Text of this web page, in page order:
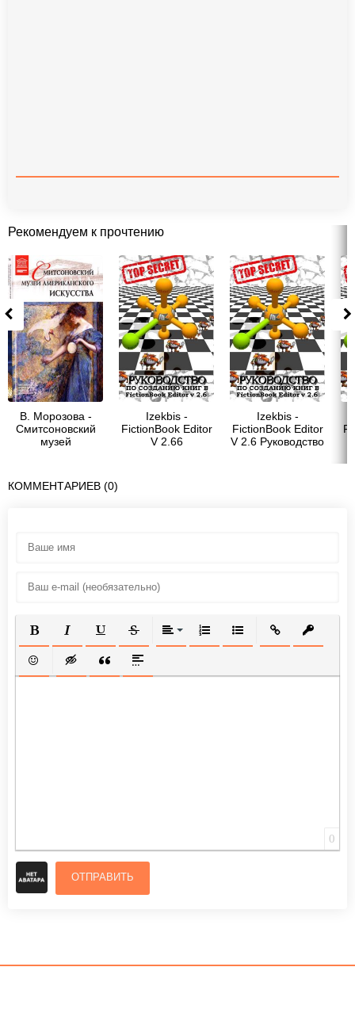
Рекомендуем к прочтению
В. Морозова -
Смитсоновский
музей
Вашингтон
Izekbis -
FictionBook Editor
V 2.66
Izekbis -
FictionBook Editor
V 2.6 Руководство
КОММЕНТАРИЕВ (0)
ПОЛУЖИРНЫЙ
КУРСИВПОДЧЕРКНУТЫЙ
ЗАЧЕРКНУТЫЙВЫРАВНИВАНИЕ
НУМЕРОВАННЫЙ СПИСОК
МАРКИРОВАННЫЙ
ВСТАВИТЬ
ВСТАВИТЬ СМАЙЛИК
ВСТАВКА СКРЫТОГО ТЕКСТА
ВСТАВКА ЦИТАТЫ
ВСТАВКА СПОЙЛЕРА
0
ОТПРАВИТЬ